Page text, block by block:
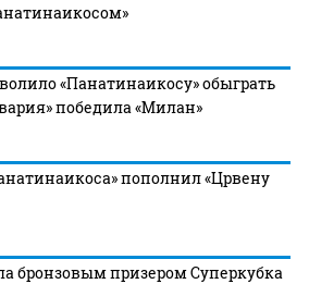
«Панатинаикосу» обыграть
победила «Милан»
пополнил «Црвену
бронзовым призером Суперкубка